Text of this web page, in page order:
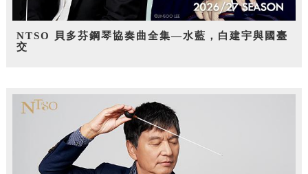
NTSO 貝多芬鋼琴協奏曲全集—水藍，白建宇與國臺
交